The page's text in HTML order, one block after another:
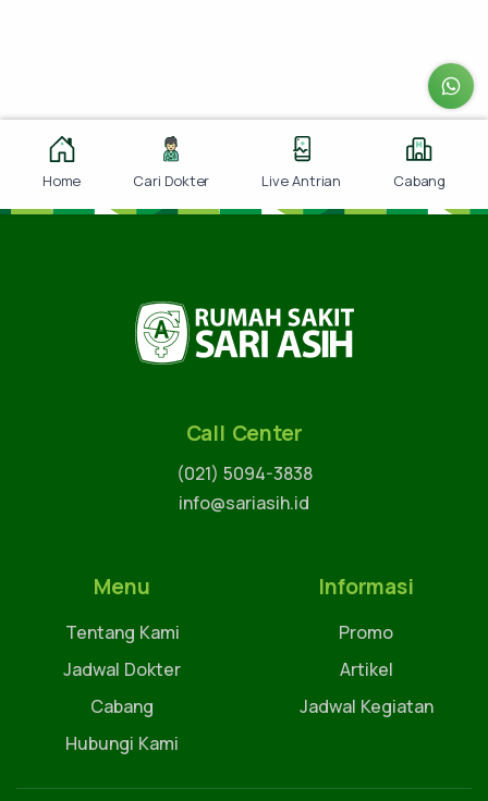
Home Cari Dokter Live Antrian Cabang
Call Center
(021) 5094-3838
info@sariasih.id
Menu
Tentang Kami
Jadwal Dokter
Cabang
Hubungi Kami
Informasi
Promo
Artikel
Jadwal Kegiatan